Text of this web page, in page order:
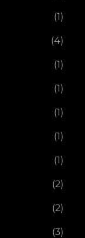
(1)
(4)
(1)
(1)
(1)
(1)
(1)
(2)
(2)
(3)